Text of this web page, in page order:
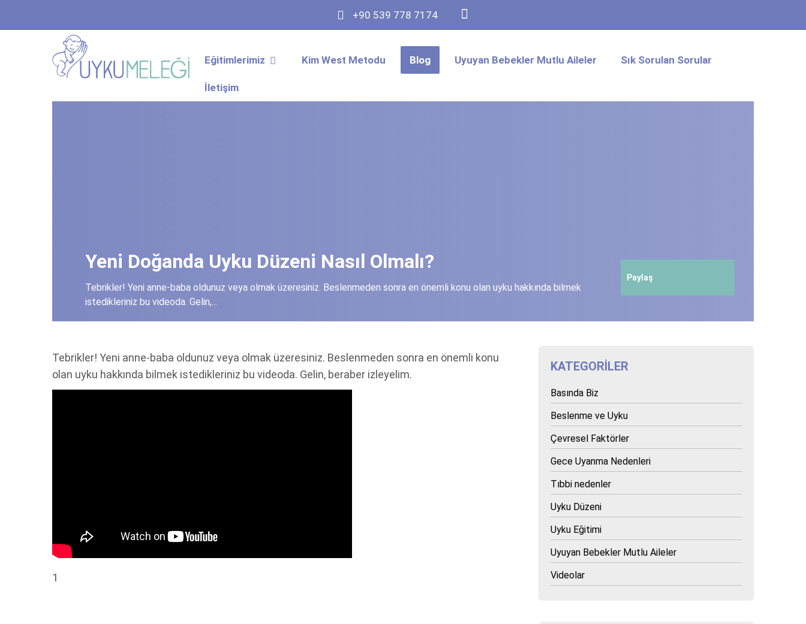
+90 539 778 7174
Eğitimlerimiz Kim West Metodu Blog Uyuyan Bebekler Mutlu Aileler Sık Sorulan Sorular
İletişim
Yeni Doğanda Uyku Düzeni Nasıl Olmalı?
Tebrikler! Yeni anne-baba oldunuz veya olmak üzeresiniz. Beslenmeden sonra en önemli konu olan uyku hakkında bilmek
istedikleriniz bu videoda. Gelin,...
Paylaş
Tebrikler! Yeni anne-baba oldunuz veya olmak üzeresiniz. Beslenmeden sonra en önemli konu
olan uyku hakkında bilmek istedikleriniz bu videoda. Gelin, beraber izleyelim.
1
KATEGORILER
Basında Biz
Beslenme ve Uyku
Çevresel Faktörler
Gece Uyanma Nedenleri
Tıbbi nedenler
Uyku Düzeni
Uyku Eğitimi
Uyuyan Bebekler Mutlu Aileler
Videolar